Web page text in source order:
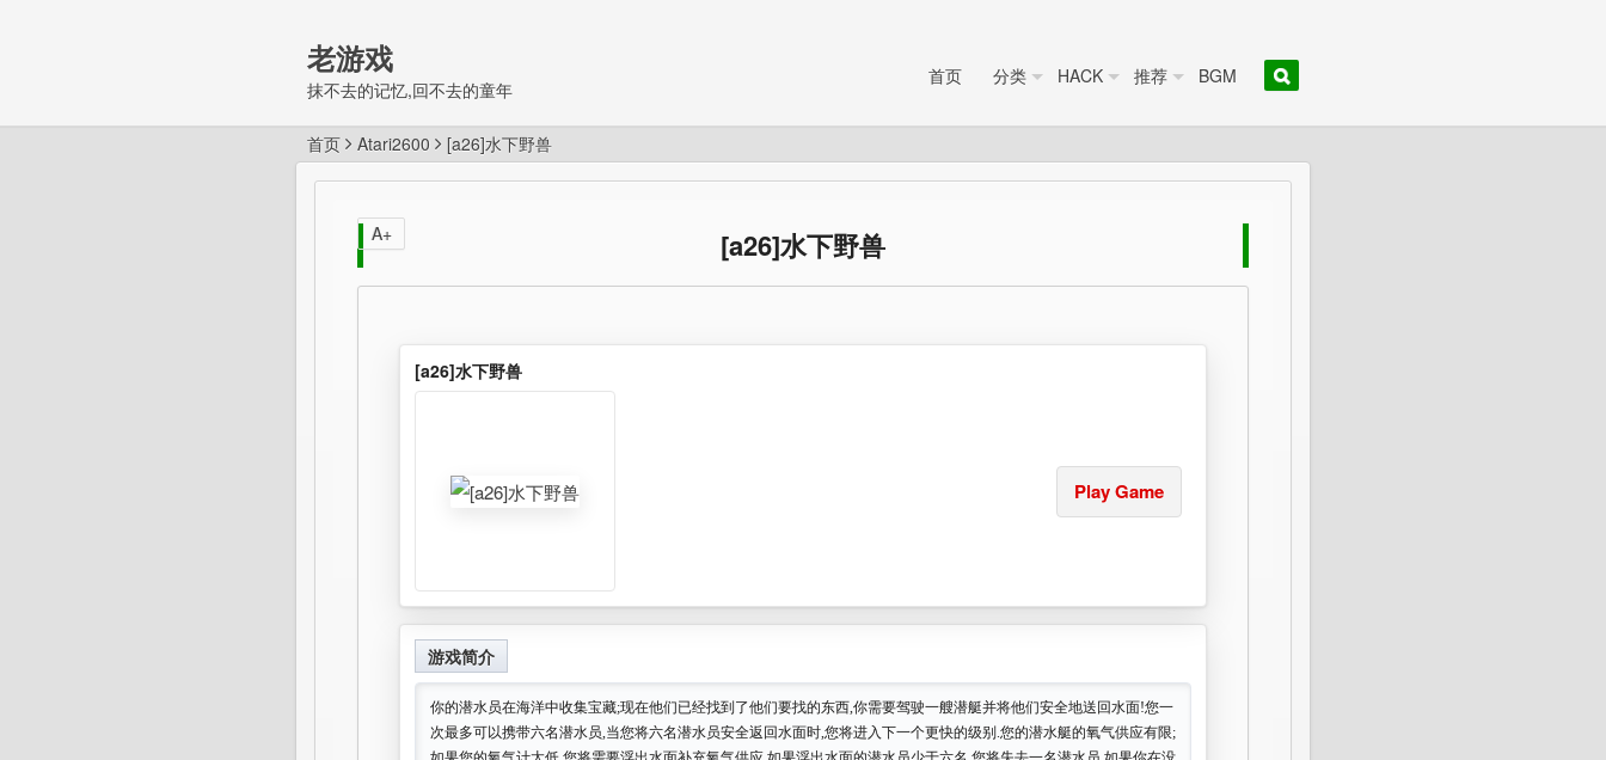
老游戏
抹不去的记忆,回不去的童年
首页 分类 HACK 推荐 BGM
首页 Atari2600 [a26]水下野兽
[a26]水下野兽
[a26]水下野兽
Play Game
游戏简介
你的潜水员在海洋中收集宝藏;现在他们已经找到了他们要找的东西,你需要驾驶一艘潜艇并将他们安全地送回水面!您一
次最多可以携带六名潜水员,当您将六名潜水员安全返回水面时,您将进入下一个更快的级别.您的潜水艇的氧气供应有限;
A+